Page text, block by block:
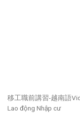
移工職前講習-越南語
Lao động Nhập cư